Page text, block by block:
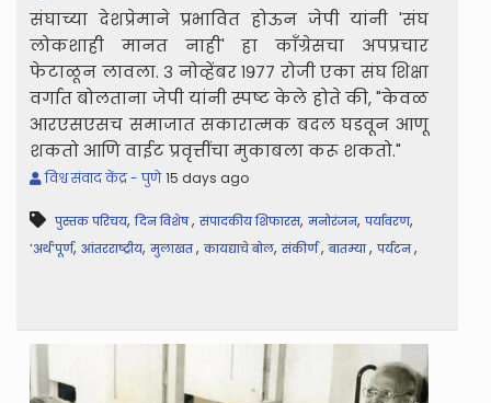
संघाच्या देशप्रेमाने प्रभावित होऊन जेपी यांनी 'संघ
लोकशाही मानत नाही' हा काँग्रेसचा अपप्रचार
फेटाळून लावला. ३ नोव्हेंबर १९७७ रोजी एका संघ शिक्षा
वर्गात बोलताना जेपी यांनी स्पष्ट केले होते की, "केवळ
आरएसएसच समाजात सकारात्मक बदल घडवून आणू
शकतो आणि वाईट प्रवृत्तींचा मुकाबला करू शकतो."
विश्व संवाद केंद्र - पुणे 15 days ago
पुस्तक परिचय,दिन विशेष,संपादकीय शिफारस, मनोरंजन,पर्यावरण,
'अर्थ'पूर्ण, आंतरराष्ट्रीय, मुलाखत,कायद्याचे बोल,संकीर्ण,बातम्या,पर्यटन,